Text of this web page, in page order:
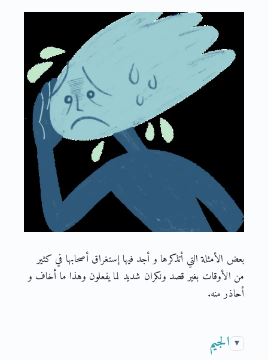
بعض الأمثلة التي أتذكرها و أجد فيها إستغراق أصحابها في كثير
من الأوقات بغير قصد ونكران شديد لما يفعلون وهذا ما أخاف و
أحاذر منه.
الجيم